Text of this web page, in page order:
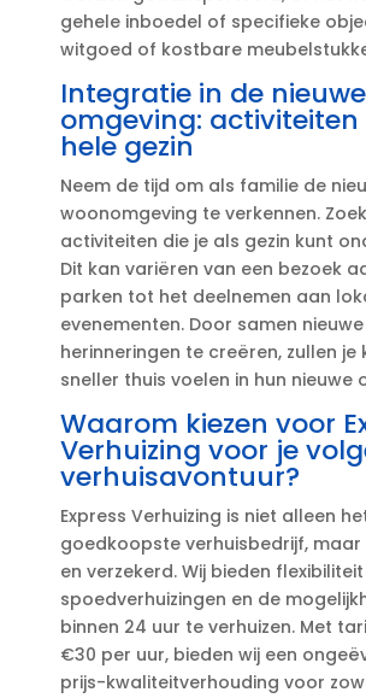
gehele inboedel of specifieke
witgoed of kostbare
Integratie in de nieuwe
omgeving:
hele gezin
Neem de tijd om als familie de
woonomgeving te verkennen.​
activiteiten die je als gezin kunt
Dit kan variëren van een bezoek
parken tot het deelnemen aan
evenementen.​ Door samen nieuwe
herinneringen te creëren, zullen je
sneller thuis voelen in hun nieuwe
Waarom kiezen voor
Verhuizing voor je
verhuisavontuur?
Express Verhuizing is niet alleen
goedkoopste verhuisbedrijf, maar
en verzekerd.​ Wij bieden
spoedverhuizingen en de
binnen 24 uur te verhuizen.​ Met
€30 per uur, bieden wij een
prijs-kwaliteitverhouding voor